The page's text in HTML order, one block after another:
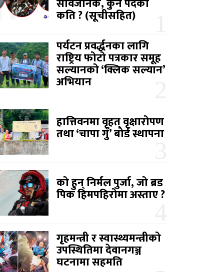
सार्वजनिक, कुन पदको
कति ? (सूचीसहित)
पर्यटन प्रवर्द्धनका लागि
राष्ट्रिय फोटो पत्रकार समूह
सल्यानको ‘क्लिक सल्यान’
अभियान
हात्तिवनमा वृहत् वृक्षारोपण
तथा ‘चापा गुँ’ बोर्ड स्थापना
को हुन् निर्मल पुर्जा, जो ब्रड
पिक हिमपहिरोमा अस्ताए ?
गृहमन्त्री र स्वास्थ्यमन्त्रीको
उपस्थितिमा देवानगञ्ज
घटनामा सहमति